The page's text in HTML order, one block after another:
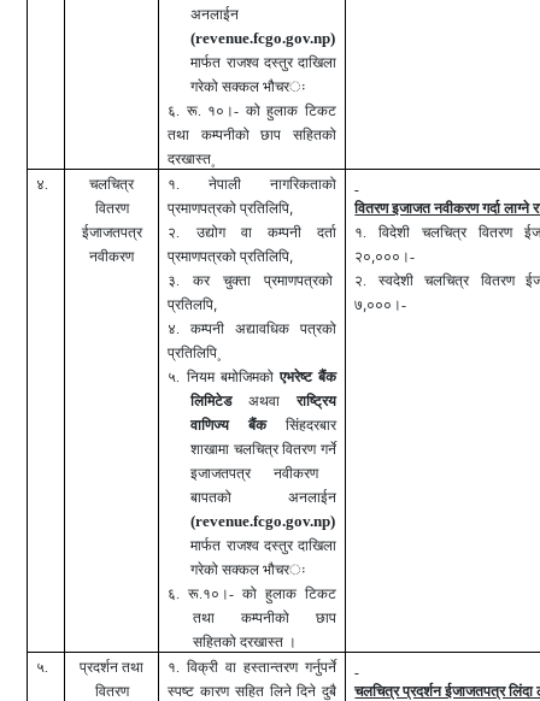
अनलाईन
(revenue.fcgo.gov.np)
मार्फत राजश्व दस्तुर दाखिला
गरेको सक्कल भौचरः
६. रू. १०।- को हुलाक टिकट
तथा कम्पनीको छाप सहितको
दरखास्त
४.
चलचित्र
वितरण
ईजाजतपत्र
नवीकरण
१. नेपाली नागरिकताको
प्रमाणपत्रको प्रतिलिपि,
२. उद्योग वा कम्पनी दर्ता
प्रमाणपत्रको प्रतिलिपि,
३. कर चुक्ता प्रमाणपत्रको
प्रतिलपि,
४. कम्पनी अद्यावधिक पत्रको
प्रतिलिपि
५. नियम बमोजिमकोएभरेष्ट बैंक
लिमिटेडअथवाराष्ट्रिय
वाणिज्य बैंक
सिंहदरबार
शाखामा चलचित्रवितरण गर्ने
इजाजतपत्र नवीकरण
बापतको अनलाईन
(revenue.fcgo.gov.np)
मार्फत राजश्व दस्तुर दाखिला
गरेको सक्कल भौचरः
६. रू.१०।- को हुलाक टिकट
तथा कम्पनीको छाप
सहितको दरखास्त ।
वितरण इजाजत नवीकरण गर्दा लाग्ने
१.
विदेशी चलचित्र वितरण
२०,०००।-
२.
स्वदेशी चलचित्र वितरण
७,०००।-
५.
प्रदर्शन तथा
वितरण
१. विक्री वा हस्तान्तरण गर्नुपर्ने
स्पष्ट कारण सहित लिने दिने दुबै
चलचित्र प्रदर्शन ईजाजतपत्र